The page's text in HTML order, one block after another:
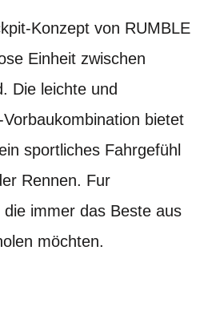
Konzept von RUMBLE
Einheit zwischen
Die leichte und
bietet
sportliches Fahrgefühl
Rennen. Fur
immer das Beste aus
möchten.